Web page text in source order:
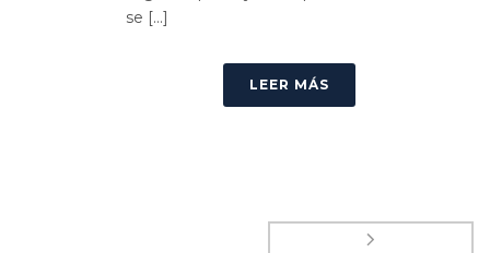
se [...]
LEER MÁS